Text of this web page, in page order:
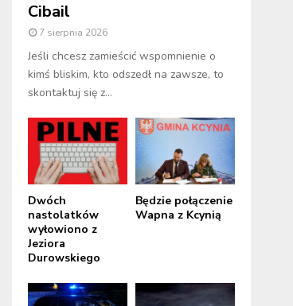
Cibail
7 sierpnia 2026
Jeśli chcesz zamieścić wspomnienie o
kimś bliskim, kto odszedł na zawsze, to
skontaktuj się z...
Dwóch
nastolatków
wyłowiono z
Jeziora
Durowskiego
Będzie połączenie
Wapna z Kcynią